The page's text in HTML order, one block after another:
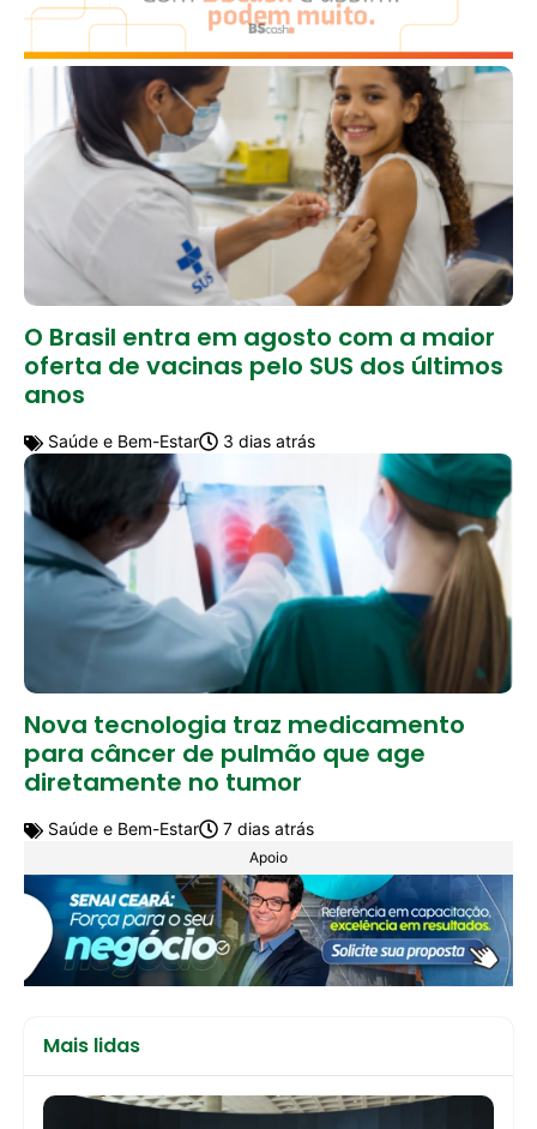
O Brasil entra em agosto com a maior
oferta de vacinas pelo SUS dos últimos
anos
Saúde e Bem-Estar 3 dias atrás
Nova tecnologia traz medicamento
para câncer de pulmão que age
diretamente no tumor
Saúde e Bem-Estar 7 dias atrás
Apoio
Mais lidas